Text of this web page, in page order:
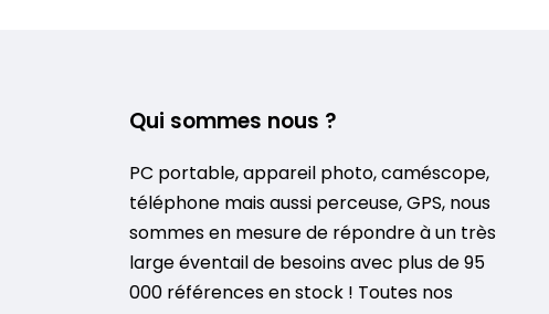
Qui sommes nous ?
PC portable, appareil photo, caméscope,
téléphone mais aussi perceuse, GPS, nous
sommes en mesure de répondre à un très
large éventail de besoins avec plus de 95
000 références en stock ! Toutes nos